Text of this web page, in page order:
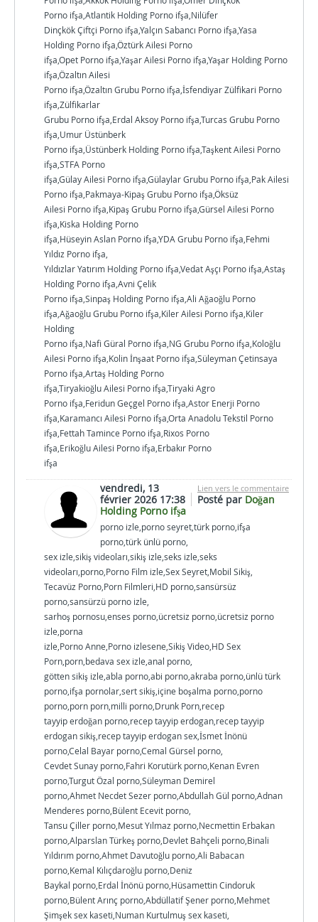
Porno ifşa,Atlantik Holding Porno ifşa,Nilüfer
Dinçkök Çiftçi Porno ifşa,Yalçın Sabancı Porno ifşa,Yasa
Holding Porno ifşa,Öztürk Ailesi Porno
ifşa,Opet Porno ifşa,Yaşar Ailesi Porno ifşa,Yaşar Holding Porno
ifşa,Özaltın Ailesi
Porno ifşa,Özaltın Grubu Porno ifşa,İsfendiyar Zülfikari Porno
ifşa,Zülfikarlar
Grubu Porno ifşa,Erdal Aksoy Porno ifşa,Turcas Grubu Porno
ifşa,Umur Üstünberk
Porno ifşa,Üstünberk Holding Porno ifşa,Taşkent Ailesi Porno
ifşa,STFA Porno
ifşa,Gülay Ailesi Porno ifşa,Gülaylar Grubu Porno ifşa,Pak Ailesi
Porno ifşa,Pakmaya-Kipaş Grubu Porno ifşa,Öksüz
Ailesi Porno ifşa,Kipaş Grubu Porno ifşa,Gürsel Ailesi Porno
ifşa,Kiska Holding Porno
ifşa,Hüseyin Aslan Porno ifşa,YDA Grubu Porno ifşa,Fehmi
Yıldız Porno ifşa,
Yıldızlar Yatırım Holding Porno ifşa,Vedat Aşçı Porno ifşa,Astaş
Holding Porno ifşa,Avni Çelik
Porno ifşa,Sinpaş Holding Porno ifşa,Ali Ağaoğlu Porno
ifşa,Ağaoğlu Grubu Porno ifşa,Kiler Ailesi Porno ifşa,Kiler
Holding
Porno ifşa,Nafi Güral Porno ifşa,NG Grubu Porno ifşa,Koloğlu
Ailesi Porno ifşa,Kolin İnşaat Porno ifşa,Süleyman Çetinsaya
Porno ifşa,Artaş Holding Porno
ifşa,Tiryakioğlu Ailesi Porno ifşa,Tiryaki Agro
Porno ifşa,Feridun Geçgel Porno ifşa,Astor Enerji Porno
ifşa,Karamancı Ailesi Porno ifşa,Orta Anadolu Tekstil Porno
ifşa,Fettah Tamince Porno ifşa,Rixos Porno
ifşa,Erikoğlu Ailesi Porno ifşa,Erbakır Porno
ifşa
Lien vers le commentaire
vendredi, 13
février 2026 17:38
Posté par Doğan
Holding Porno ifşa
porno izle,porno seyret,türk porno,ifşa
porno,türk ünlü porno,
sex izle,sikiş videoları,sikiş izle,seks izle,seks
videoları,porno,Porno Film izle,Sex Seyret,Mobil Sikiş,
Tecavüz Porno,Porn Filmleri,HD porno,sansürsüz
porno,sansürzü porno izle,
sarhoş pornosu,enses porno,ücretsiz porno,ücretsiz porno
izle,porna
izle,Porno Anne,Porno izlesene,Sikiş Video,HD Sex
Porn,porn,bedava sex izle,anal porno,
götten sikiş izle,abla porno,abi porno,akraba porno,ünlü türk
porno,ifşa pornolar,sert sikiş,içine boşalma porno,porno
porno,porn porn,milli porno,Drunk Porn,recep
tayyip erdoğan porno,recep tayyip erdogan,recep tayyip
erdogan sikiş,recep tayyip erdogan sex,İsmet İnönü
porno,Celal Bayar porno,Cemal Gürsel porno,
Cevdet Sunay porno,Fahri Korutürk porno,Kenan Evren
porno,Turgut Özal porno,Süleyman Demirel
porno,Ahmet Necdet Sezer porno,Abdullah Gül porno,Adnan
Menderes porno,Bülent Ecevit porno,
Tansu Çiller porno,Mesut Yılmaz porno,Necmettin Erbakan
porno,Alparslan Türkeş porno,Devlet Bahçeli porno,Binali
Yıldırım porno,Ahmet Davutoğlu porno,Ali Babacan
porno,Kemal Kılıçdaroğlu porno,Deniz
Baykal porno,Erdal İnönü porno,Hüsamettin Cindoruk
porno,Bülent Arınç porno,Abdüllatif Şener porno,Mehmet
Şimşek sex kaseti,Numan Kurtulmuş sex kaseti,